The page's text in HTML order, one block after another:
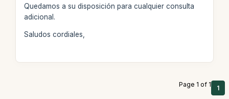
Quedamos a su disposición para cualquier consulta
adicional.
Saludos cordiales,
Page 1 of 1 1